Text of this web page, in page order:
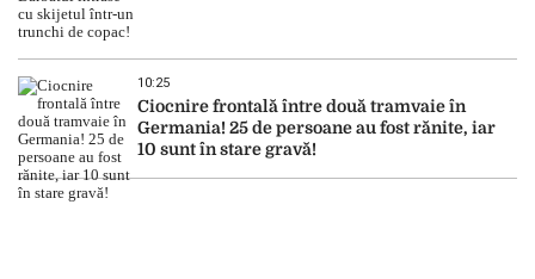
10:25
Ciocnire frontală între două tramvaie în
Germania! 25 de persoane au fost rănite, iar
10 sunt în stare gravă!